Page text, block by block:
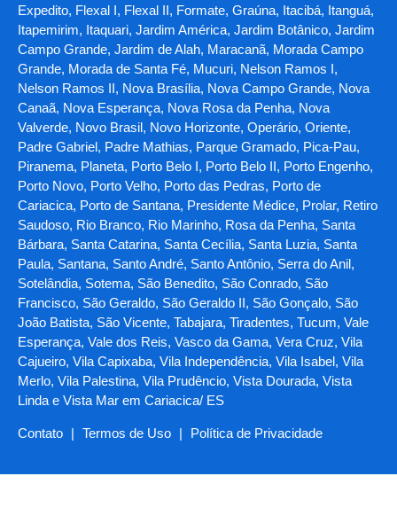
Expedito, Flexal I, Flexal II, Formate, Graúna, Itacibá, Itanguá,
Itapemirim, Itaquari, Jardim América, Jardim Botânico, Jardim
Campo Grande, Jardim de Alah, Maracanã, Morada Campo
Grande, Morada de Santa Fé, Mucuri, Nelson Ramos I,
Nelson Ramos II, Nova Brasília, Nova Campo Grande, Nova
Canaã, Nova Esperança, Nova Rosa da Penha, Nova
Valverde, Novo Brasil, Novo Horizonte, Operário, Oriente,
Padre Gabriel, Padre Mathias, Parque Gramado, Pica-Pau,
Piranema, Planeta, Porto Belo I, Porto Belo II, Porto Engenho,
Porto Novo, Porto Velho, Porto das Pedras, Porto de
Cariacica, Porto de Santana, Presidente Médice, Prolar, Retiro
Saudoso, Rio Branco, Rio Marinho, Rosa da Penha, Santa
Bárbara, Santa Catarina, Santa Cecília, Santa Luzia, Santa
Paula, Santana, Santo André, Santo Antônio, Serra do Anil,
Sotelândia, Sotema, São Benedito, São Conrado, São
Francisco, São Geraldo, São Geraldo II, São Gonçalo, São
João Batista, São Vicente, Tabajara, Tiradentes, Tucum, Vale
Esperança, Vale dos Reis, Vasco da Gama, Vera Cruz, Vila
Cajueiro, Vila Capixaba, Vila Independência, Vila Isabel, Vila
Merlo, Vila Palestina, Vila Prudêncio, Vista Dourada, Vista
Linda e Vista Mar em Cariacica/ ES
Contato | Termos de Uso | Política de Privacidade